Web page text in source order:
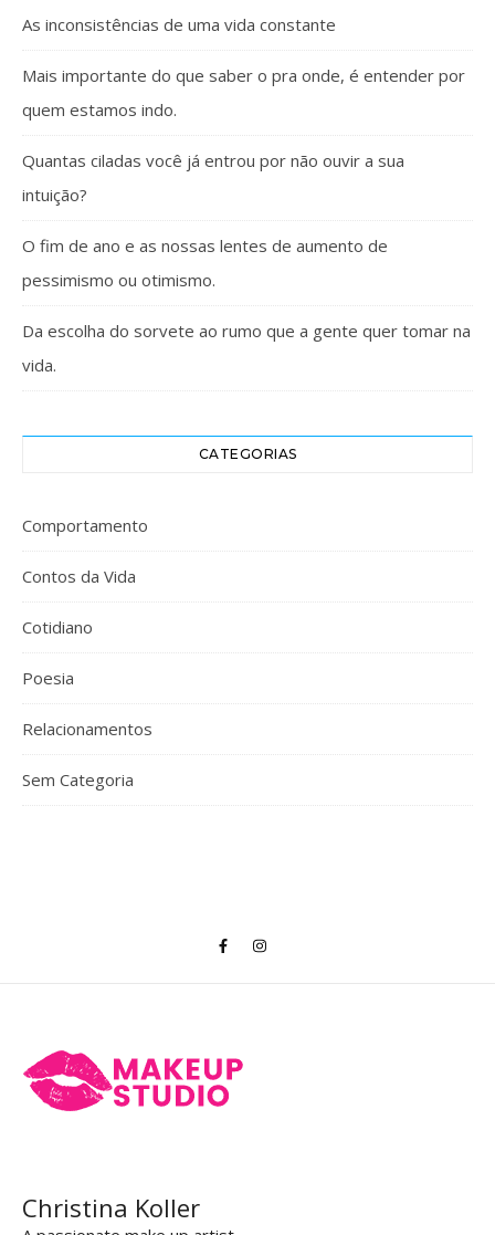
As inconsistências de uma vida constante
Mais importante do que saber o pra onde, é entender por
quem estamos indo.
Quantas ciladas você já entrou por não ouvir a sua
intuição?
O fim de ano e as nossas lentes de aumento de
pessimismo ou otimismo.
Da escolha do sorvete ao rumo que a gente quer tomar na
vida.
CATEGORIAS
Comportamento
Contos da Vida
Cotidiano
Poesia
Relacionamentos
Sem Categoria
Christina Koller